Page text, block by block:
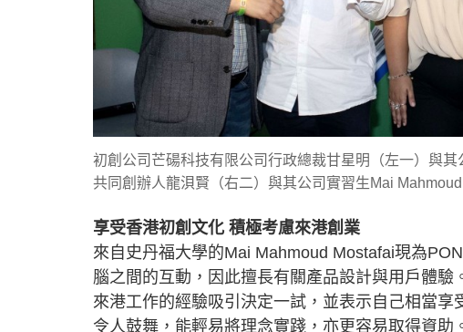
初創公司芒碭科技有限公司行政總裁甘星明（左一）與
共同創辦人龍浿賢（右二）與其公司實習生Mai
享受香港初創文化 積極考慮來港創業
來自史丹福大學的Mai Mahmoud Mostafai現為
腦之間的互動，因此擅長有關產品設計與用戶體
來港工作的經驗吸引決定一試，並表示自己相當
令人鼓舞，能輕易將理念實踐，亦更容易取得資